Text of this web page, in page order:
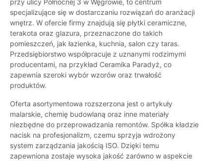
przy ulicy Północnej 3 w Węgrowie, to centrum
specjalizujące się w dostarczaniu rozwiązań do aranżacji
wnętrz. W ofercie firmy znajdują się płytki ceramiczne,
terakota oraz glazura, przeznaczone do takich
pomieszczeń, jak łazienka, kuchnia, salon czy taras.
Przedsiębiorstwo współpracuje z uznanymi rodzimymi
producentami, na przykład Ceramika Paradyż, co
zapewnia szeroki wybór wzorów oraz trwałość
produktów.
Oferta asortymentowa rozszerzona jest o artykuły
malarskie, chemię budowlaną oraz inne materiały
niezbędne do przeprowadzania remontów. Spółka kładzie
nacisk na profesjonalizm, czemu sprzyja wdrożony
system zarządzania jakością ISO. Dzięki temu
zapewniona zostaje wysoka jakość zarówno w aspekcie